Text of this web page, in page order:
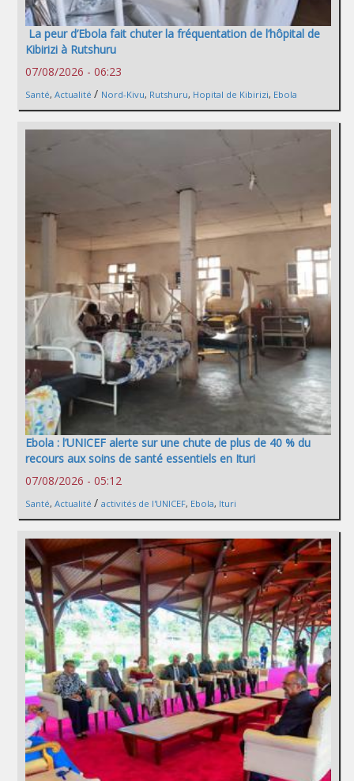
La peur d’Ebola fait chuter la fréquentation de l’hôpital de
Kibirizi à Rutshuru
07/08/2026 - 06:23
Santé, Actualité / Nord-Kivu, Rutshuru, Hopital de Kibirizi, Ebola
Ebola : l’UNICEF alerte sur une chute de plus de 40 % du
recours aux soins de santé essentiels en Ituri
07/08/2026 - 05:12
Santé, Actualité / activités de l'UNICEF, Ebola, Ituri